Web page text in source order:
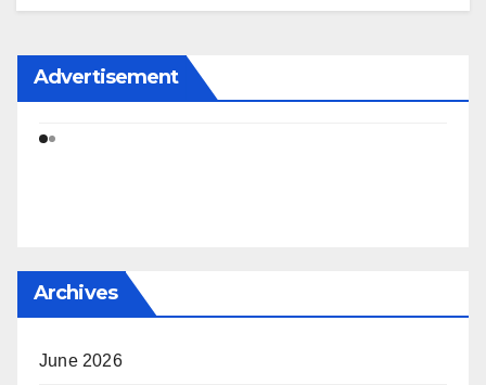
Advertisement
Archives
June 2026